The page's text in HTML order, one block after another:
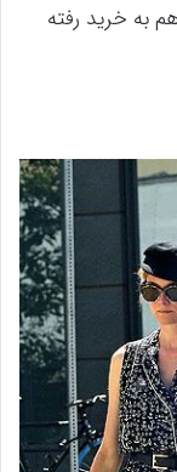
به خرید رفته